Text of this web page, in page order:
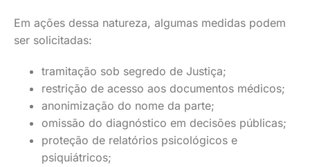
Em ações dessa natureza, algumas medidas podem
ser solicitadas:
tramitação sob segredo de Justiça;
restrição de acesso aos documentos médicos;
anonimização do nome da parte;
omissão do diagnóstico em decisões públicas;
proteção de relatórios psicológicos e
psiquiátricos;